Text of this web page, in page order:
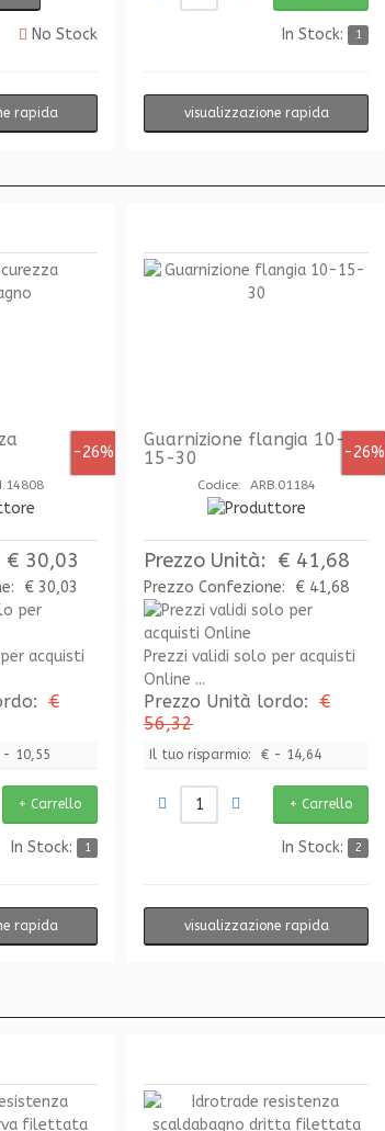
No Stock
rapida
In Stock: 1
visualizzazione rapida
-26%
€ 30,03
€ 30,03
acquisti
€
- 10,55
In Stock: 1
rapida
-26%
Guarnizione flangia 10-
15-30
Codice: ARB.01184
Prezzo Unità: € 41,68
Prezzo Confezione: € 41,68
Prezzi validi solo per acquisti
Online ...
Prezzo Unità lordo: €
56,32
Il tuo risparmio: € - 14,64
In Stock: 2
visualizzazione rapida